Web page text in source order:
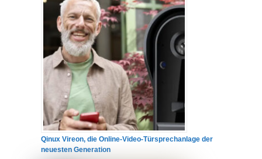
Qinux Vireon, die Online-Video-Türsprechanlage der
neuesten Generation